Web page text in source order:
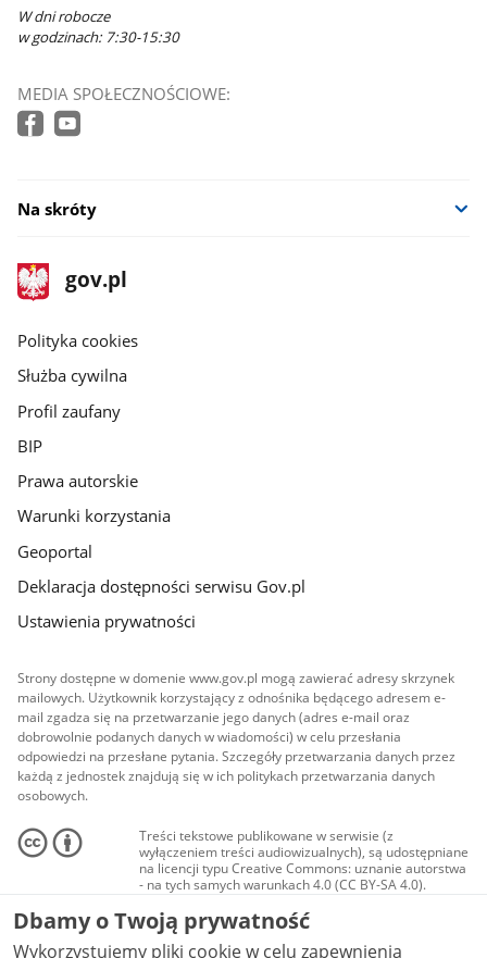
W dni robocze
w godzinach: 7:30-15:30
MEDIA SPOŁECZNOŚCIOWE:
Na skróty
stopka
gov.pl
Strona
gov.pl
gov.pl
Polityka cookies
Służba cywilna
Profil zaufany
BIP
Prawa autorskie
Warunki korzystania
Geoportal
Deklaracja dostępności serwisu Gov.pl
Ustawienia prywatności
Strony dostępne w domenie www.gov.pl mogą zawierać adresy skrzynek
mailowych. Użytkownik korzystający z odnośnika będącego adresem e-
mail zgadza się na przetwarzanie jego danych (adres e-mail oraz
dobrowolnie podanych danych w wiadomości) w celu przesłania
odpowiedzi na przesłane pytania. Szczegóły przetwarzania danych przez
każdą z jednostek znajdują się w ich politykach przetwarzania danych
osobowych.
Treści tekstowe publikowane w serwisie (z
wyłączeniem treści audiowizualnych), są udostępniane
na licencji typu Creative Commons: uznanie autorstwa
- na tych samych warunkach 4.0 (CC BY-SA 4.0).
Materiały audiowizualne, w tym zdjęcia, materiały
audio i wideo, są udostępniane na licencji typu
Creative Commons: uznanie autorstwa użycie
niekomercyjne - bez utworów zależnych 4.0 (CC BY-
Dbamy o Twoją prywatność
Wykorzystujemy pliki cookie w celu zapewnienia